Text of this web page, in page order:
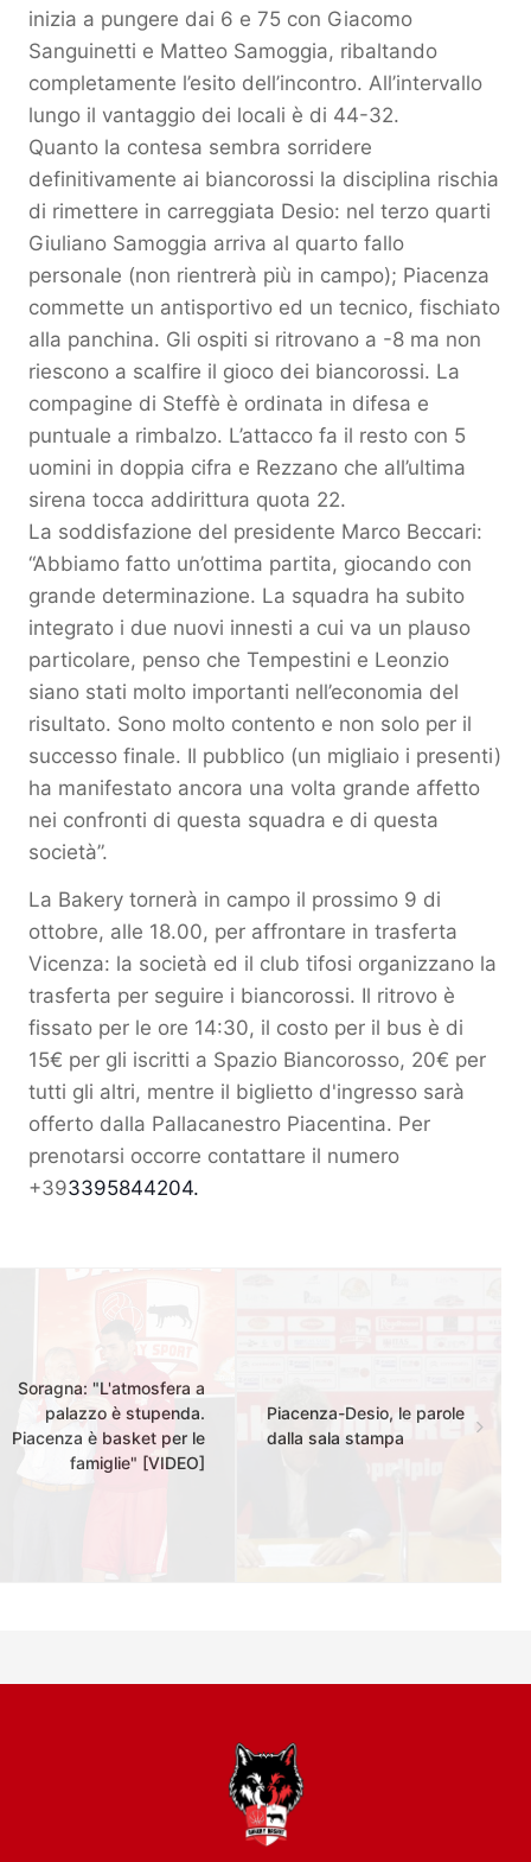
inizia a pungere dai 6 e 75 con Giacomo
Sanguinetti e Matteo Samoggia, ribaltando
completamente l’esito dell’incontro. All’intervallo
lungo il vantaggio dei locali è di 44-32.
Quanto la contesa sembra sorridere
definitivamente ai biancorossi la disciplina rischia
di rimettere in carreggiata Desio: nel terzo quarti
Giuliano Samoggia arriva al quarto fallo
personale (non rientrerà più in campo); Piacenza
commette un antisportivo ed un tecnico, fischiato
alla panchina. Gli ospiti si ritrovano a -8 ma non
riescono a scalfire il gioco dei biancorossi. La
compagine di Steffè è ordinata in difesa e
puntuale a rimbalzo. L’attacco fa il resto con 5
uomini in doppia cifra e Rezzano che all’ultima
sirena tocca addirittura quota 22.
La soddisfazione del presidente Marco Beccari:
“Abbiamo fatto un’ottima partita, giocando con
grande determinazione. La squadra ha subito
integrato i due nuovi innesti a cui va un plauso
particolare, penso che Tempestini e Leonzio
siano stati molto importanti nell’economia del
risultato. Sono molto contento e non solo per il
successo finale. Il pubblico (un migliaio i presenti)
ha manifestato ancora una volta grande affetto
nei confronti di questa squadra e di questa
società”.
La Bakery tornerà in campo il prossimo 9 di
ottobre, alle 18.00, per affrontare in trasferta
Vicenza: la società ed il club tifosi organizzano la
trasferta per seguire i biancorossi. Il ritrovo è
fissato per le ore 14:30, il costo per il bus è di
15€ per gli iscritti a Spazio Biancorosso, 20€ per
tutti gli altri, mentre il biglietto d'ingresso sarà
offerto dalla Pallacanestro Piacentina. Per
prenotarsi occorre contattare il numero
+393395844204.
Soragna: "L'atmosfera a
palazzo è stupenda.
Piacenza è basket per le
famiglie" [VIDEO]
Piacenza-Desio, le parole
dalla sala stampa